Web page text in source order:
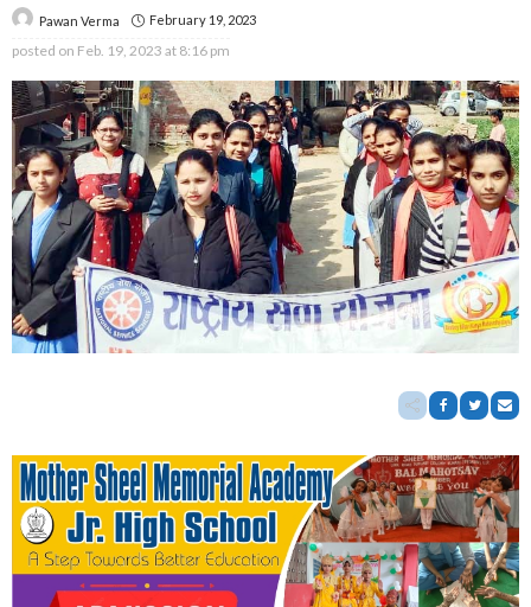
Pawan Verma February 19, 2023
posted on Feb. 19, 2023 at 8:16 pm